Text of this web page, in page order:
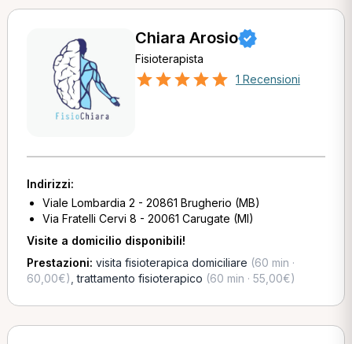
Chiara Arosio
Fisioterapista
1 Recensioni
Indirizzi:
Viale Lombardia 2 - 20861 Brugherio (MB)
Via Fratelli Cervi 8 - 20061 Carugate (MI)
Visite a domicilio disponibili!
Prestazioni: visita fisioterapica domiciliare (60 min ·
60,00€) ,trattamento fisioterapico (60 min · 55,00€)